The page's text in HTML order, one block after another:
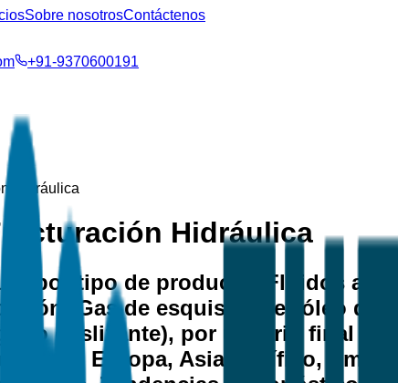
Sobre nosotrosContáctenos
+91-9370600191
Hidráulica
Hidráulica
por tipo de producto (Fluidos a
(Gas de esquisto, Petróleo de
deslizante), por usuario final
Norte, Europa, Asia-Pacífico,